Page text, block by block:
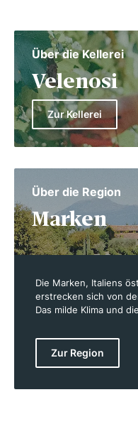
Über die Kellerei
Velenosi
Zur Kellerei
Über die Region
Marken
Die Marken, Italiens
erstrecken sich von
Das milde Klima und
lange Zeit
Jahren wird verstärkt
Verdicchio aus den
Zur Region